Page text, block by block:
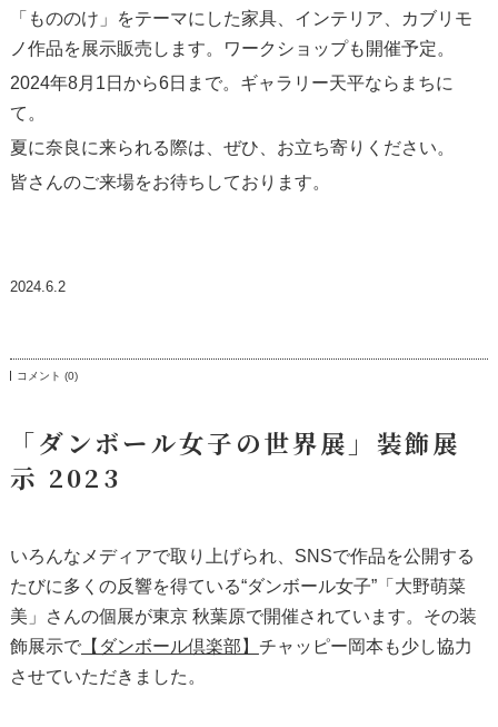
「もののけ」をテーマにした家具、インテリア、カブリモ
ノ作品を展示販売します。ワークショップも開催予定。
2024年8月1日から6日まで。 ギャラリー天平ならまちに
て。
夏に奈良に来られる際は、ぜひ、お立ち寄りください。
皆さんのご来場をお待ちしております。
2024.6.2
コメント (0)
「ダンボール女子の世界展」装飾展
示 2023
いろんなメディアで取り上げられ、SNSで作品を公開する
たびに多くの反響を得ている“ダンボール女子”「大野萌菜
美」さんの個展が東京 秋葉原で開催されています。その装
飾展示で【ダンボール倶楽部】 チャッピー岡本も少し協力
させていただきました。